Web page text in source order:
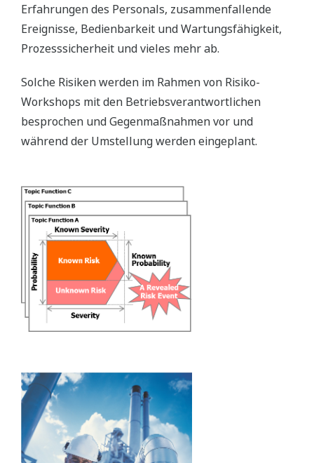
Erfahrungen des Personals, zusammenfallende
Ereignisse, Bedienbarkeit und Wartungsfähigkeit,
Prozesssicherheit und vieles mehr ab.
Solche Risiken werden im Rahmen von Risiko-
Workshops mit den Betriebsverantwortlichen
besprochen und Gegenmaßnahmen vor und
während der Umstellung werden eingeplant.